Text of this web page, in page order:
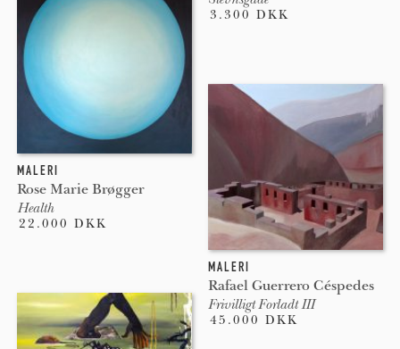
MALERI
Rose Marie Brøgger
Health
22.000 DKK
3.300 DKK
MALERI
Rafael Guerrero Céspedes
Frivilligt Forladt III
45.000 DKK